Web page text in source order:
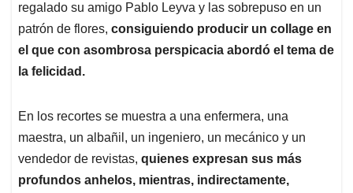
regalado su amigo Pablo Leyva y las sobrepuso en un
patrón de flores, consiguiendo producir un collage en
el que con asombrosa perspicacia abordó el tema de
la felicidad.
En los recortes se muestra a una enfermera, una
maestra, un albañil, un ingeniero, un mecánico y un
vendedor de revistas, quienes expresan sus más
profundos anhelos, mientras, indirectamente,